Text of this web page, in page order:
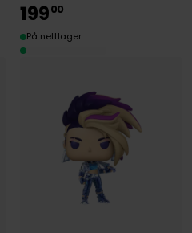
19900
På nettlager